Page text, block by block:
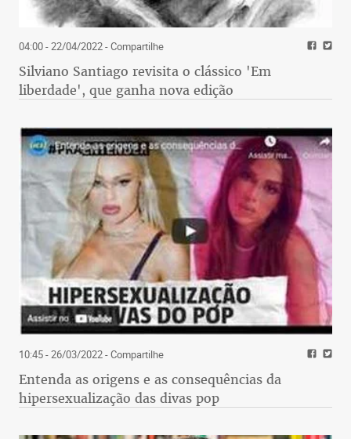
04:00 - 22/04/2022- Compartilhe
Silviano Santiago revisita o clássico 'Em
liberdade', que ganha nova edição
10:45 - 26/03/2022- Compartilhe
Entenda as origens e as consequências da
hipersexualização das divas pop